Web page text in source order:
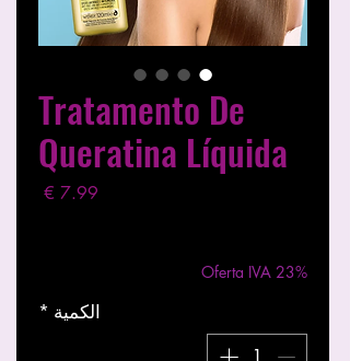
Tratamento De
Queratina Líquida
السعر
Oferta IVA 23%
الكمية *